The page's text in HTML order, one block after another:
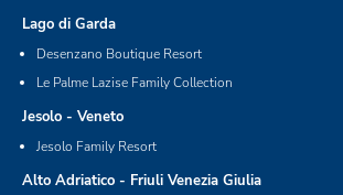
Lago di Garda
Desenzano Boutique Resort
Le Palme Lazise Family Collection
Jesolo - Veneto
Jesolo Family Resort
Alto Adriatico - Friuli Venezia Giulia